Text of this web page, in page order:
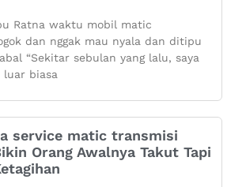
Ratna waktu mobil matic
dan nggak mau nyala dan ditipu
“Sekitar sebulan yang lalu, saya
luar biasa
service matic transmisi
Orang Awalnya Takut Tapi